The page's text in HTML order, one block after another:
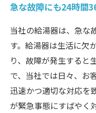
急な故障にも24時間
当社の給湯器は、急な
す。給湯器は生活に欠
り、故障が発生すると
で、当社では日々、お
迅速かつ適切な対応を
が緊急事態にすばやく